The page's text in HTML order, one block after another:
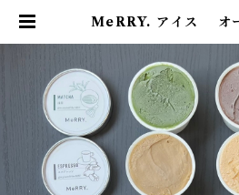
MeRRY. アイス オ